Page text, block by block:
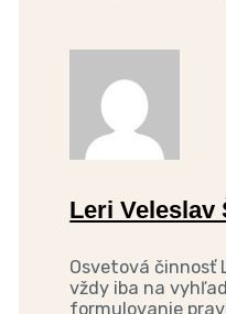
Leri Veleslav
Osvetová činnosť
vždy iba na
formulovanie